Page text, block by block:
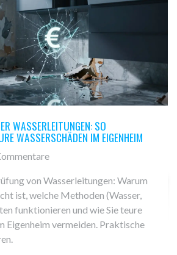
WASSERLEITUNGEN: SO
WASSERSCHÄDEN IM EIGENHEIM
von Wasserleitungen: Warum
ist, welche Methoden (Wasser,
funktionieren und wie Sie teure
Eigenheim vermeiden. Praktische